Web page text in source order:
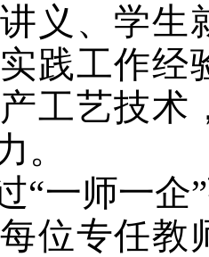
义、学生
践工作经
工艺技术
。
“一师一企
位专任教